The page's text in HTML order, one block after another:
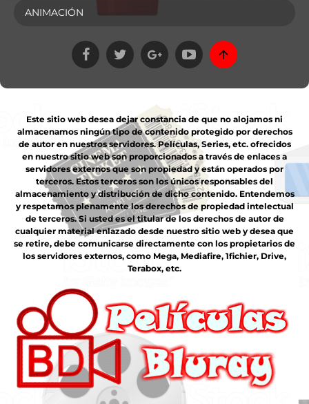
ANIMACIÓN
Este sitio web desea dejar constancia de que no alojamos ni
almacenamos ningún tipo de contenido protegido por derechos
de autor en nuestros servidores. Películas, Series, etc. ofrecidos
en nuestro sitio web son proporcionados a través de enlaces a
servidores externos que son propiedad y están operados por
terceros. Estos terceros son los únicos responsables del
almacenamiento y distribución de dicho contenido. Entendemos
y respetamos plenamente los derechos de propiedad intelectual
de terceros. Si usted es el titular de los derechos de autor de
cualquier material enlazado desde nuestro sitio web y desea que
se retire, debe comunicarse directamente con los propietarios de
los servidores externos, como Mega, Mediafire, 1fichier, Drive,
Terabox, etc.